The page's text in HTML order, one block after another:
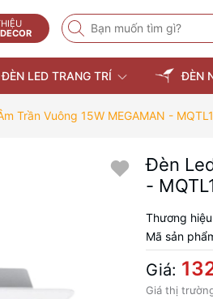
ĐÈN LED TRANG TRÍ ĐÈN
Trần Vuông 15W MEGAMAN -
Đèn
-
Thương
Mã sản
Giá:
Giá thị